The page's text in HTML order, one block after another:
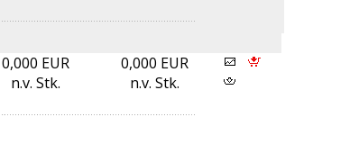
0,000 EUR
n.v. Stk.
0,000 EUR
n.v. Stk.